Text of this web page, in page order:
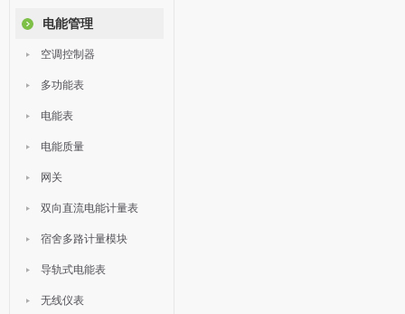
电能管理
空调控制器
多功能表
电能表
电能质量
网关
双向直流电能计量表
宿舍多路计量模块
导轨式电能表
无线仪表